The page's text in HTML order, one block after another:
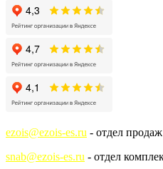
ezois@ezois-es.ru - отдел продаж
snab@ezois-es.ru - отдел